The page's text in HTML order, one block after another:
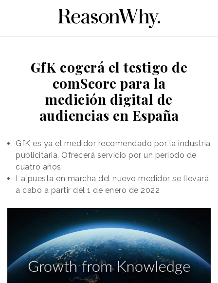
GfK cogerá el testigo de
comScore para la
medición digital de
audiencias en España
GfK es ya el medidor recomendado por la industria
publicitaria. Ofrecerá servicio por un periodo de
cuatro años
La puesta en marcha del nuevo medidor se llevará
a cabo a partir del 1 de enero de 2022